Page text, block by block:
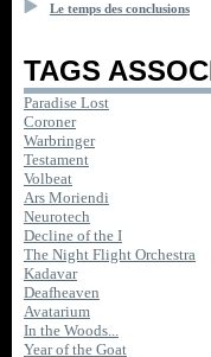
Le temps des conclusions
TAGS
Paradise Lost
Coroner
Warbringer
Testament
Volbeat
Ars Moriendi
Neurotech
Decline of the I
The Night Flight Orchestra
Kadavar
Deafheaven
Avatarium
In the Woods...
Year of the Goat